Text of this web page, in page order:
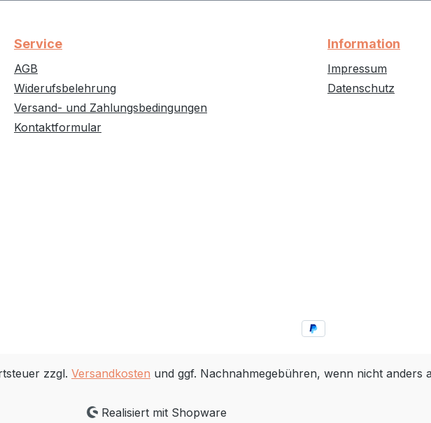
Service
AGB
Widerufsbelehrung
Versand- und Zahlungsbedingungen
Kontaktformular
Information
Impressum
Datenschutz
zzgl. Versandkosten und ggf. Nachnahmegebühren, wenn nicht anders
Realisiert mit Shopware